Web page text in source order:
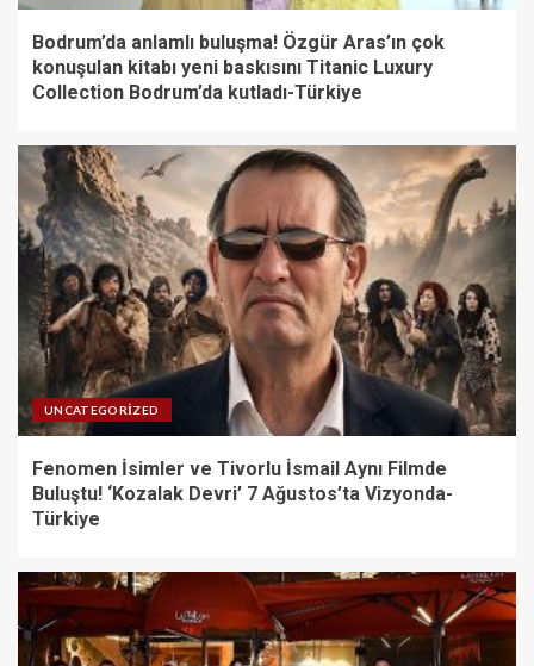
Bodrum’da anlamlı buluşma! Özgür Aras’ın çok
konuşulan kitabı yeni baskısını Titanic Luxury
Collection Bodrum’da kutladı-Türkiye
UNCATEGORIZED
Fenomen İsimler ve Tivorlu İsmail Aynı Filmde
Buluştu! ‘Kozalak Devri’ 7 Ağustos’ta Vizyonda-
Türkiye